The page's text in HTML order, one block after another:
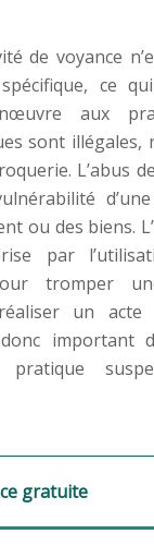
de voyance
ce
aux
sont illégales,
L’abus
ou des biens.
par
tromper
un acte
important
gratuite